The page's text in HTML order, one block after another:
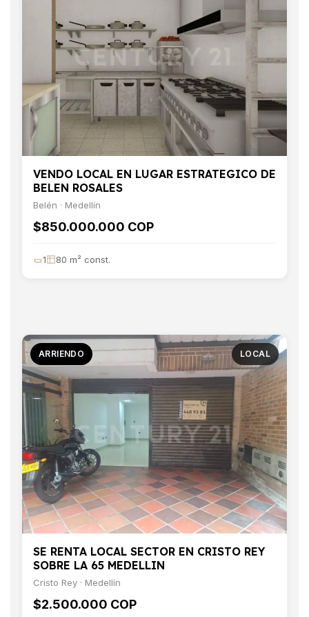
VENDO LOCAL EN LUGAR ESTRATEGICO DE
BELEN ROSALES
Belén · Medellín
$850.000.000 COP
1 80 m² const.
ARRIENDO LOCAL
SE RENTA LOCAL SECTOR EN CRISTO REY
SOBRE LA 65 MEDELLIN
Cristo Rey · Medellín
$2.500.000 COP